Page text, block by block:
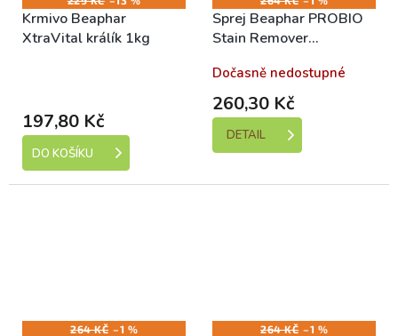
Krmivo Beaphar
XtraVital králík 1kg
197,80 Kč
DO KOŠÍKU
Sprej Beaphar PROBIO
Stain Remover
500ml
Dočasně nedostupné
260,30 Kč
DETAIL
264 KČ –1 % 264 KČ –1 %